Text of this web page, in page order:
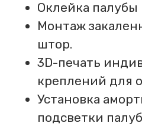
Оклейка палубы
Монтаж
штор.
3D-печать
креплений для
Установка
подсветки